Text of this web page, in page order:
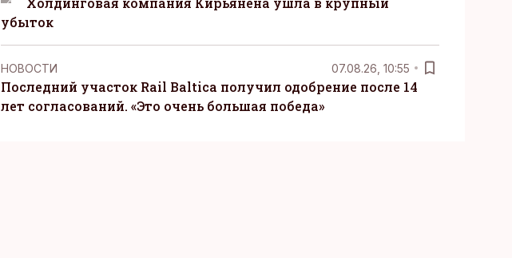
убыток
НОВОСТИ 07.08.26, 10:55
Последний участок Rail Baltica получил одобрение после 14
лет согласований. «Это очень большая победа»